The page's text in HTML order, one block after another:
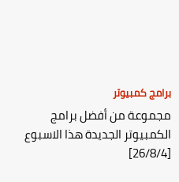
برامج كمبيوتر
مجموعة من أفضل برامج
الكمبيوتر الجديدة هذا الاسبوع
[26/8/4]